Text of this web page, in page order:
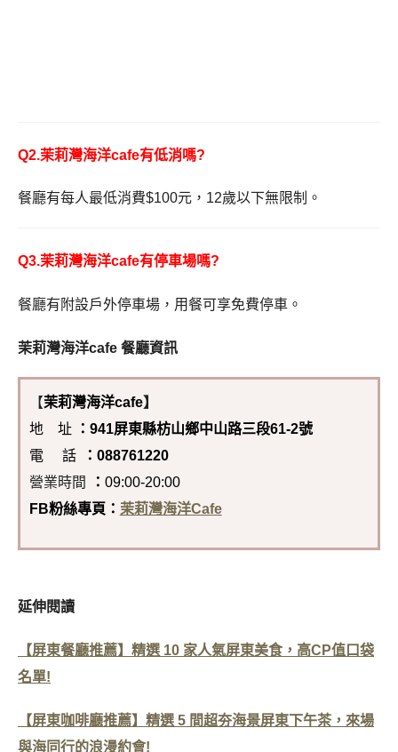
Q2.茉莉灣海洋cafe有低消嗎?
餐廳有每人最低消費$100元，12歲以下無限制。
Q3.茉莉灣海洋cafe有停車場嗎?
餐廳有附設戶外停車場，用餐可享免費停車。
茉莉灣海洋cafe 餐廳資訊
【茉莉灣海洋cafe】
地 址 ：941屏東縣枋山鄉中山路三段61-2號
電 話
：088761220
營業時間
： 09:00-20:00
FB粉絲專頁： 茉莉灣海洋Cafe
延伸閱讀
【屏東餐廳推薦】精選 10 家人氣屏東美食，高CP值口袋
名單!
【屏東咖啡廳推薦】精選 5 間超夯海景屏東下午茶，來場
與海同行的浪漫約會!